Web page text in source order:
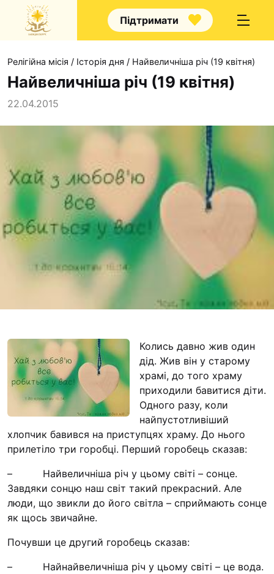
Підтримати
Про нас
Капелани
Волонтерство
Наші напрямки
Наш покровитель
Проекти
Футбольна
Кулінарний гурток
Альтернатива
Одна церква – одна
одна родина
Чемпіонат з міні-
“КОПА”
Як допомогти
Ми помолимося
З рук в руки
“#Усинови_ТИ”
Релігійна місія / Історія дня / Найвеличніша річ (19 квітня)
Найвеличніша річ (19 квітня)
22.04.2015
Колись давно жив один
дід. Жив він у старому
храмі, до того храму
приходили бавитися діти.
Одного разу, коли
найпустотливіший
хлопчик бавився на приступцях храму. До нього
прилетіло три горобці. Перший горобець сказав:
– Найвеличніша річ у цьому світі – сонце.
Завдяки сонцю наш світ такий прекрасний. Але
люди, що звикли до його світла – сприймають сонце
як щось звичайне.
Почувши це другий горобець сказав:
– Найнайвеличніша річ у цьому світі – це вода.